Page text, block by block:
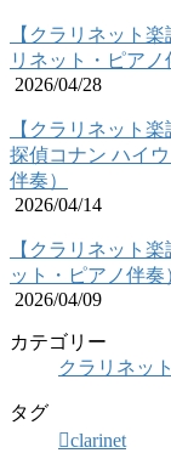
【クラリネット
リネット・ピアノ
2026/04/28
【クラリネット
探偵コナン ハイ
伴奏）
2026/04/14
【クラリネット
ット・ピアノ伴奏
2026/04/09
カテゴリー
クラリネッ
タグ
clarinet